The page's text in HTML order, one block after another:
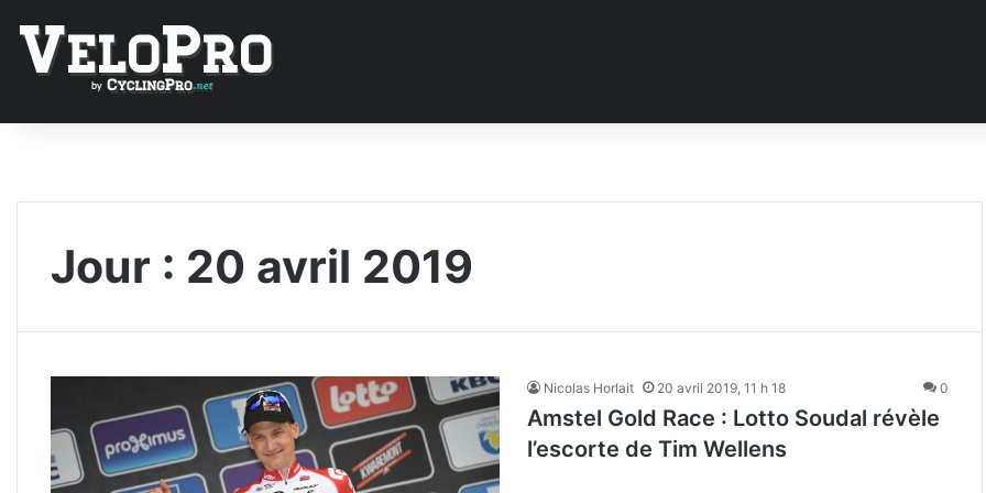
Jour : 20 avril 2019
Nicolas Horlait 20 avril 2019, 11 h 18 0
Amstel Gold Race : Lotto Soudal révèle
l’escorte de Tim Wellens